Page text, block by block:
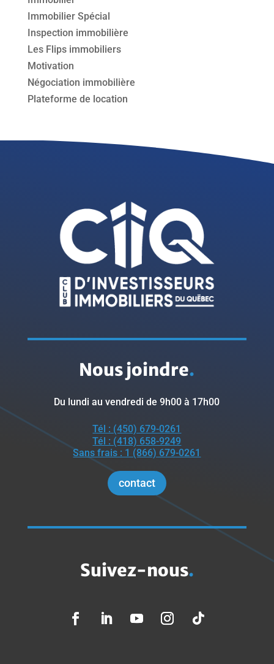
Immobilier Spécial
Inspection immobilière
Les Flips immobiliers
Motivation
Négociation immobilière
Plateforme de location
Nous joindre.
Du lundi au vendredi de 9h00 à 17h00
Tél : (450) 679-0261
Tél : (418) 658-9249
Sans frais : 1 (866) 679-0261
contact
Suivez-nous.